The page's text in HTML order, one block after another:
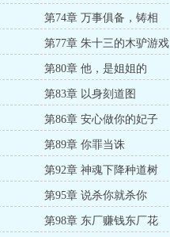
第74章 万事俱备，铸相
第77章 朱十三的木驴游戏
第80章 他，是姐姐的
第83章 以身刻道图
第86章 安心做你的妃子
第89章 你罪当诛
第92章 神魂下降种道树
第95章 说杀你就杀你
第98章 东厂赚钱东厂花